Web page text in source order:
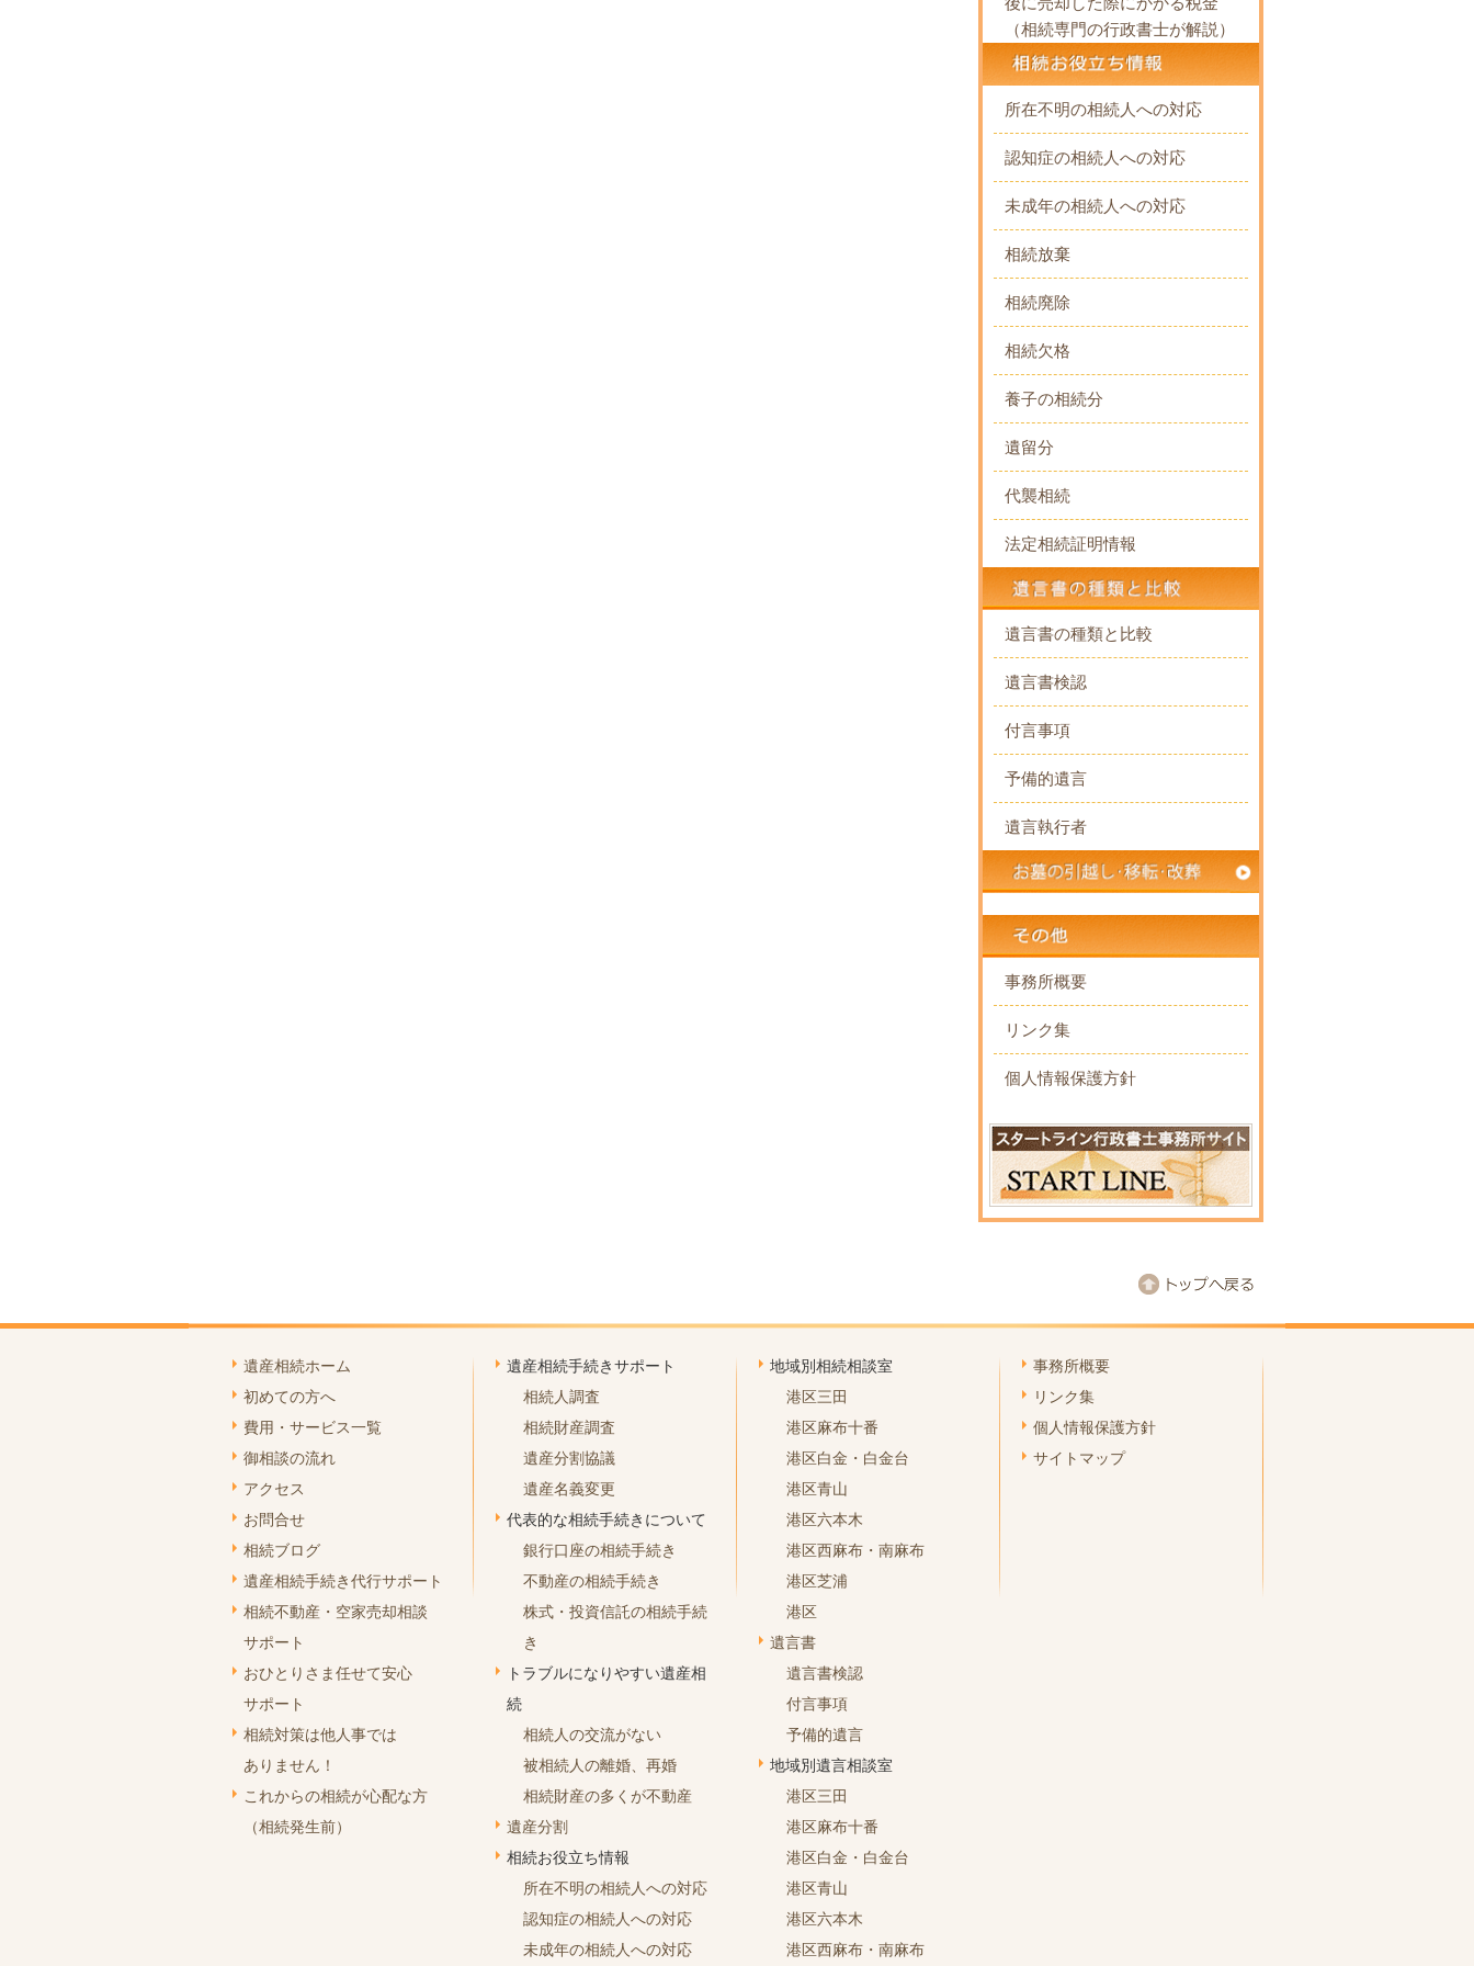
（相続専門の行政書士が解説）
所在不明の相続人への対応
認知症の相続人への対応
未成年の相続人への対応
相続放棄
相続廃除
相続欠格
養子の相続分
遺留分
代襲相続
法定相続証明情報
遺言書の種類と比較
遺言書検認
付言事項
予備的遺言
遺言執行者
事務所概要
リンク集
個人情報保護方針
遺産相続ホーム
初めての方へ
費用・サービス一覧
御相談の流れ
アクセス
お問合せ
相続ブログ
遺産相続手続き代行サポート
相続不動産・空家売却相談
サポート
おひとりさま任せて安心
サポート
相続対策は他人事では
ありません！
これからの相続が心配な方
（相続発生前）
遺産相続手続きサポート
相続人調査
相続財産調査
遺産分割協議
遺産名義変更
代表的な相続手続きについて
銀行口座の相続手続き
不動産の相続手続き
株式・投資信託の相続手続
き
トラブルになりやすい遺産相
続
相続人の交流がない
被相続人の離婚、再婚
相続財産の多くが不動産
遺産分割
相続お役立ち情報
所在不明の相続人への対応
認知症の相続人への対応
未成年の相続人への対応
地域別相続相談室
港区三田
港区麻布十番
港区白金・白金台
港区青山
港区六本木
港区西麻布・南麻布
港区芝浦
港区
遺言書
遺言書検認
付言事項
予備的遺言
地域別遺言相談室
港区三田
港区麻布十番
港区白金・白金台
港区青山
港区六本木
港区西麻布・南麻布
事務所概要
リンク集
個人情報保護方針
サイトマップ